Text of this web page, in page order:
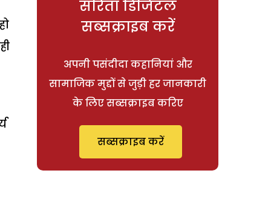
सरिता डिजिटल
सब्सक्राइब करें
अपनी पसंदीदा कहानियां और
सामाजिक मुद्दों से जुड़ी हर जानकारी
के लिए सब्सक्राइब करिए
सब्सक्राइब करें